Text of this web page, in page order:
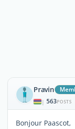
Pravin
| 563POSTS
Bonjour Paascot,